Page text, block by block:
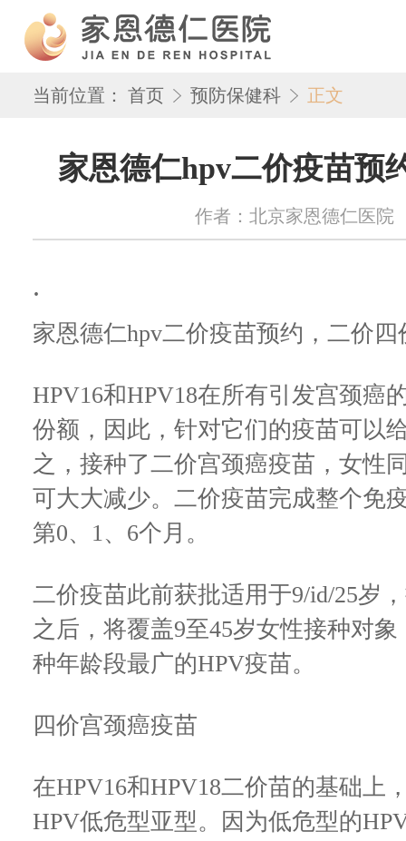
当前位置： 首页 预防保健科 正文
家恩德仁hpv二价疫苗预
作者：北京家恩德仁医院
.
家恩德仁hpv二价疫苗预约，二价四
HPV16和HPV18在所有引发宫颈癌
份额，因此，针对它们的疫苗可以
之，接种了二价宫颈癌疫苗，女性
可大大减少。二价疫苗完成整个免
第0、1、6个月。
二价疫苗此前获批适用于9/id/25岁
之后，将覆盖9至45岁女性接种对
种年龄段最广的HPV疫苗。
四价宫颈癌疫苗
在HPV16和HPV18二价苗的基础上
HPV低危型亚型。因为低危型的